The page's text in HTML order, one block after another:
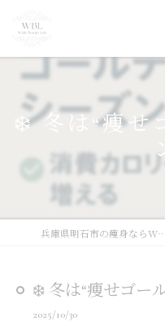
❄️ 冬は“痩せ
兵庫県明石市の痩身ならWhite Beauty Lab
❄️ 冬は“痩せゴー
2025/10/30